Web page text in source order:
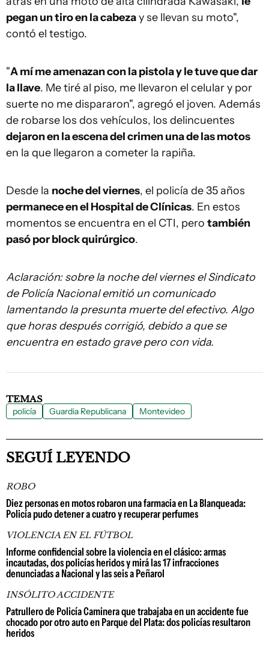
pegan un tiro en la cabezay se llevan su moto",
contó el testigo.
"A mí me amenazan con la pistola y le tuve que dar
la llave. Me tiré al piso, me llevaron el celular y por
suerte no me dispararon", agregó el joven. Además
de robarse los dos vehículos, los delincuentes
dejaron en la escena del crimen una de las motos
en la que llegaron a cometer la rapiña.
Desde la noche del viernes, el policía de 35 años
permanece en el Hospital de Clínicas. En estos
momentos se encuentra en el CTI, pero también
pasó por block quirúrgico.
Aclaración: sobre la noche del viernes el Sindicato
de Policía Nacional emitió un comunicado
lamentando la presunta muerte del efectivo. Algo
que horas después corrigió, debido a que se
encuentra en estado grave pero con vida.
TEMAS
policía Guardia Republicana Montevideo
SEGUÍ LEYENDO
ROBO
Diez personas en motos robaron una farmacia en La Blanqueada:
Policía pudo detener a cuatro y recuperar perfumes
VIOLENCIA EN EL FÚTBOL
Informe confidencial sobre la violencia en el clásico: armas
incautadas, dos policías heridos y mirá las 17 infracciones
denunciadas a Nacional y las seis a Peñarol
INSÓLITO ACCIDENTE
Patrullero de Policía Caminera que trabajaba en un accidente fue
chocado por otro auto en Parque del Plata: dos policías resultaron
heridos